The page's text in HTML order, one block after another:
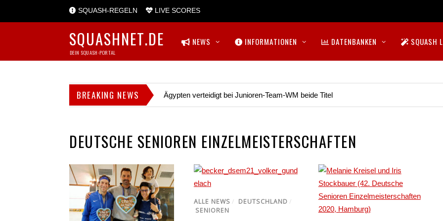
SQUASH-REGELN LIVE SCORES
SQUASHNET.DE
DEIN SQUASH-PORTAL
NEWS INFORMATIONEN DATENBANKEN SQUASH
BREAKING NEWS Ägypten verteidigt bei Junioren-Team-WM beide Titel
DEUTSCHE SENIOREN EINZELMEISTERSCHAFTEN
ALLE NEWS / DEUTSCHLAND /
SENIOREN